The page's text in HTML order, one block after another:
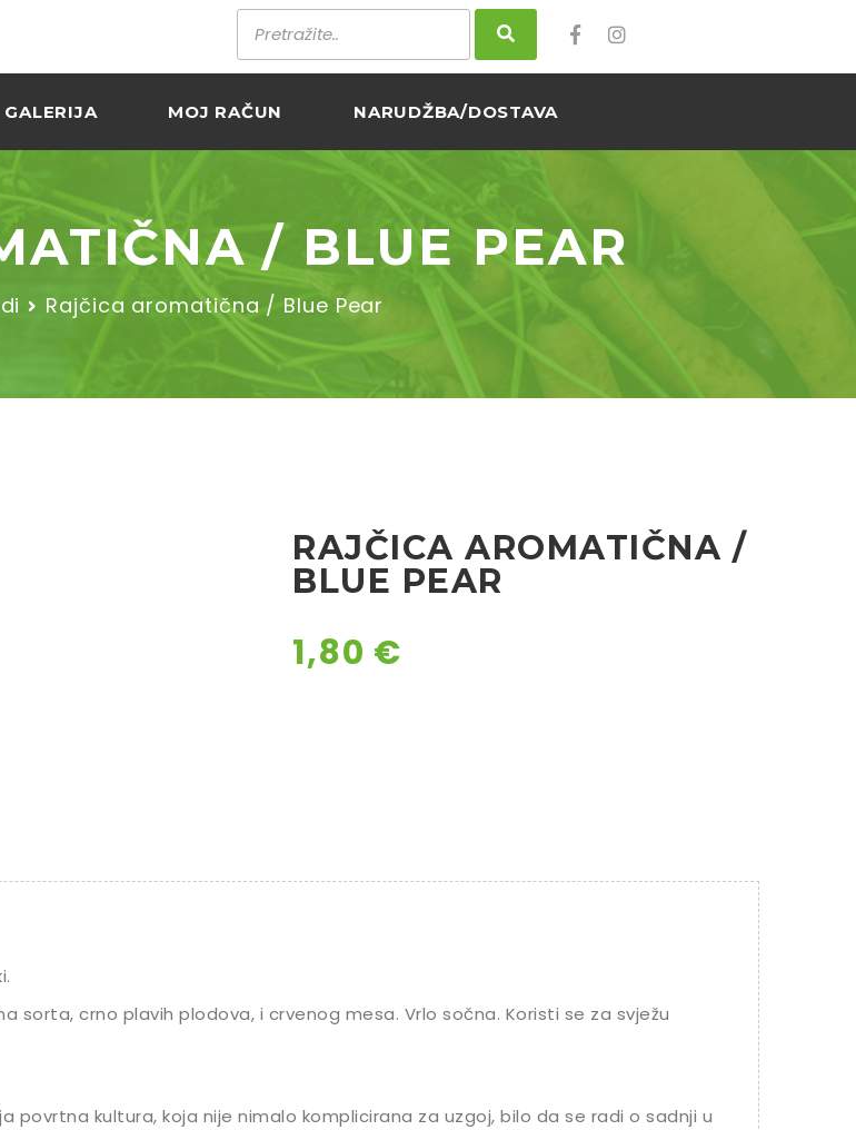
GALERIJA MOJ RAČUN NARUDŽBA/DOSTAVA
/ BLUE PEAR
Rajčica aromatična / Blue Pear
RAJČICA AROMATIČNA /
BLUE PEAR
1,80 €
sorta, crno plavih plodova, i crvenog mesa. Vrlo sočna. Koristi se za svježu
povrtna kultura, koja nije nimalo komplicirana za uzgoj, bilo da se radi o sadnji u